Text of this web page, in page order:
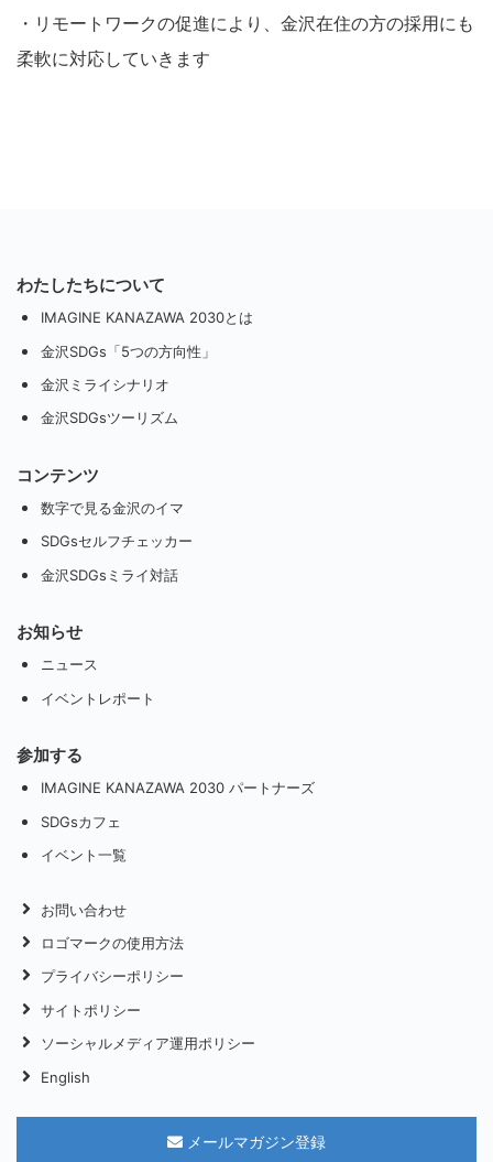
・リモートワークの促進により、金沢在住の方の採用にも
柔軟に対応していきます
わたしたちについて
IMAGINE KANAZAWA 2030とは
金沢SDGs「5つの方向性」
金沢ミライシナリオ
金沢SDGsツーリズム
コンテンツ
数字で見る金沢のイマ
SDGsセルフチェッカー
金沢SDGsミライ対話
お知らせ
ニュース
イベントレポート
参加する
IMAGINE KANAZAWA 2030 パートナーズ
SDGsカフェ
イベント一覧
お問い合わせ
ロゴマークの使用方法
プライバシーポリシー
サイトポリシー
ソーシャルメディア運用ポリシー
English
メールマガジン登録